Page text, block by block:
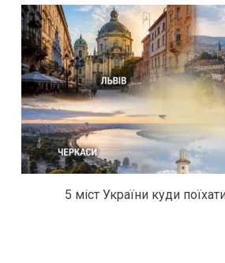
5 міст України куди